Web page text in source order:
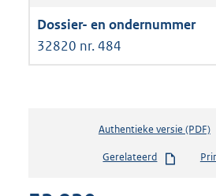
32820 nr. 484
Authentieke versie (PDF)b
s
Gerelateerd